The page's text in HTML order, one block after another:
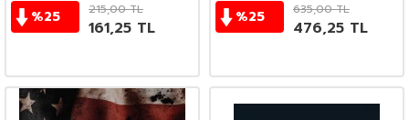
%25 215,00TL
161,25 TL
%25 635,00TL
476,25 TL